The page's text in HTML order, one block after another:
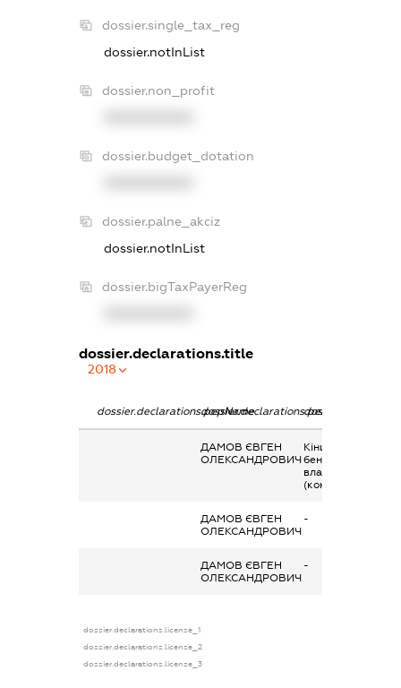
dossier.single_tax_reg
dossier.notInList
dossier.non_profit
dossier.budget_dotation
dossier.palne_akciz
dossier.notInList
dossier.bigTaxPayerReg
dossier.declarations.title
2018
dossier.declarations.pepNamedossier.declarations.personName
ДАМОВ ЄВГЕН
ОЛЕКСАНДРОВИЧ
Кінцевий
бенефіціарний
власник
(контролер)
ДАМОВ ЄВГЕН
ОЛЕКСАНДРОВИЧ
-
ДАМОВ ЄВГЕН
ОЛЕКСАНДРОВИЧ
-
dossier.declarations.license_1
dossier.declarations.license_2
dossier.declarations.license_3